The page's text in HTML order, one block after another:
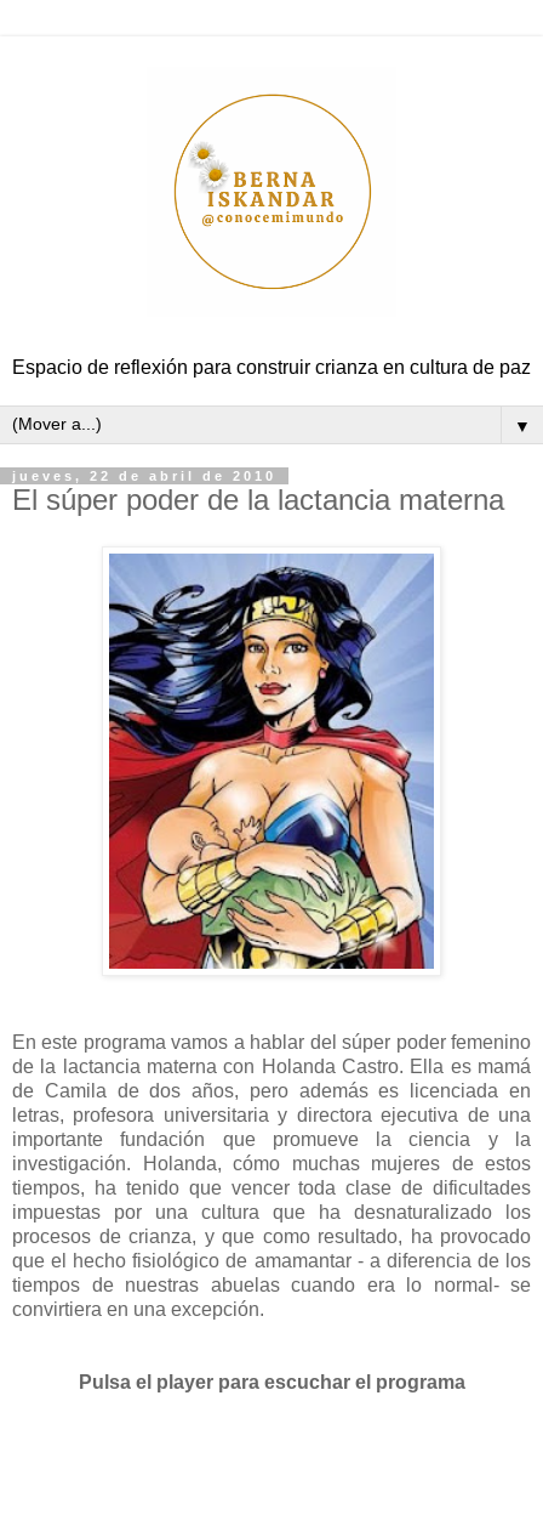
Espacio de reflexión para construir crianza en cultura de paz
▼
jueves, 22 de abril de 2010
El súper poder de la lactancia materna
En este programa vamos a hablar del súper poder femenino
de la lactancia materna con Holanda Castro. Ella es mamá
de Camila de dos años, pero además es licenciada en
letras, profesora universitaria y directora ejecutiva de una
importante fundación que promueve la ciencia y la
investigación. Holanda, cómo muchas mujeres de estos
tiempos, ha tenido que vencer toda clase de dificultades
impuestas por una cultura que ha desnaturalizado los
procesos de crianza, y que como resultado, ha provocado
que el hecho fisiológico de amamantar - a diferencia de los
tiempos de nuestras abuelas cuando era lo normal- se
convirtiera en una excepción.
Pulsa el player para escuchar el programa